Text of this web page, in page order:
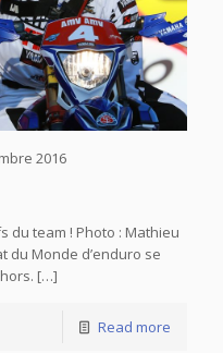
2016
du team ! Photo : Mathieu
du Monde d’enduro se
[…]
Read more